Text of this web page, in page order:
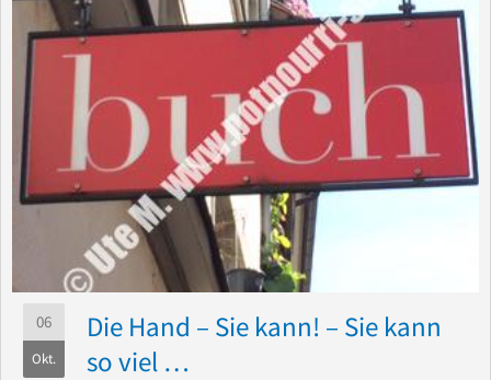
06
Okt.
Die Hand – Sie kann! – Sie kann
so viel …